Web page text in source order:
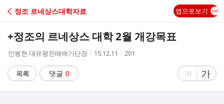
C
A
정조 르네상스대학자료 앱으로보기
+정조의 르네상스 대학 2월 개강목표
작
자
안봉현 대유평진떼배기단장
작
15.12.11
조
201
목록 댓글 0
글
가
글
자
가